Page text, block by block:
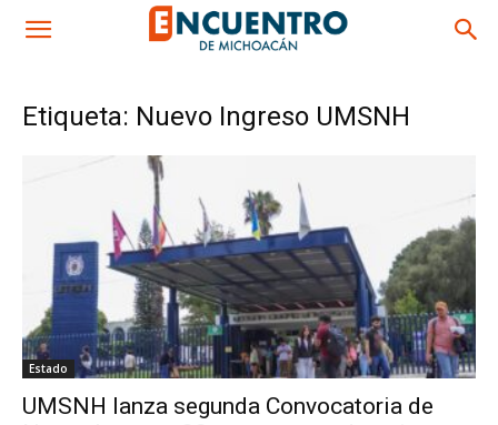
Etiqueta: Nuevo Ingreso UMSNH
Estado
UMSNH lanza segunda Convocatoria de